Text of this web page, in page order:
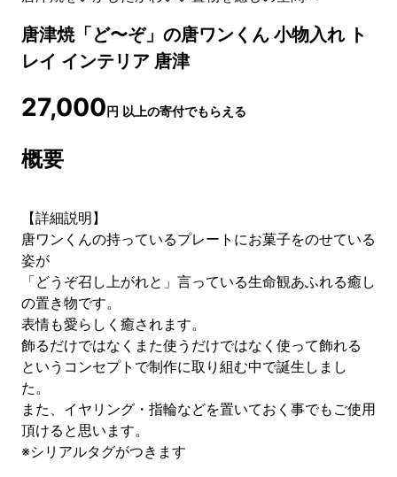
唐津焼「ど〜ぞ」の唐ワンくん 小物入れ ト
レイ インテリア 唐津
27,000円 以上の寄付でもらえる
概要
【詳細説明】
唐ワンくんの持っているプレートにお菓子をのせている
姿が
「どうぞ召し上がれと」言っている生命観あふれる癒し
の置き物です。
表情も愛らしく癒されます。
飾るだけではなくまた使うだけではなく使って飾れる
というコンセプトで制作に取り組む中で誕生しまし
た。
また、イヤリング・指輪などを置いておく事でもご使用
頂けると思います。
※シリアルタグがつきます